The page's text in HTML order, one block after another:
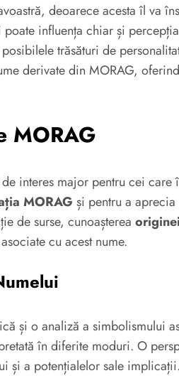
deoarece acesta îl va
influența chiar și
trăsături de
derivate din MORAG,
MORAG
interes major pentru cei
MORAG și pentru a
de surse, cunoașterea
cu acest nume.
și o analiză a simbolismului
în diferite moduri. O
și a potențialelor sale implicații.